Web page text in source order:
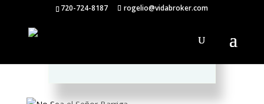
720-724-8187 rogelio@vidabroker.com